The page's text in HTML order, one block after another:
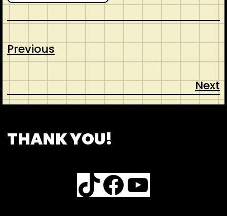
Previous
Next
THANK YOU!
TikTok Facebook YouTube